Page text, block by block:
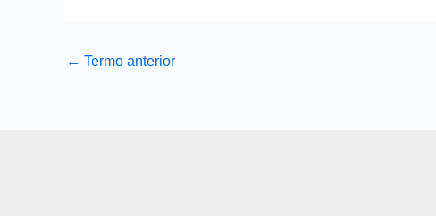
← Termo anterior